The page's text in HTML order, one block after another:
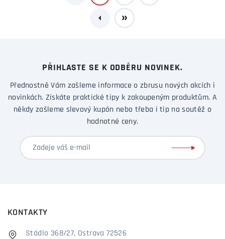
PŘIHLASTE SE K ODBĚRU NOVINEK.
Přednostně Vám zašleme informace o zbrusu nových akcích i
novinkách. Získáte praktické tipy k zakoupeným produktům. A
někdy zašleme slevový kupón nebo třeba i tip na soutěž o
hodnotné ceny.
KONTAKTY
Stádlo 368/27, Ostrava 72526